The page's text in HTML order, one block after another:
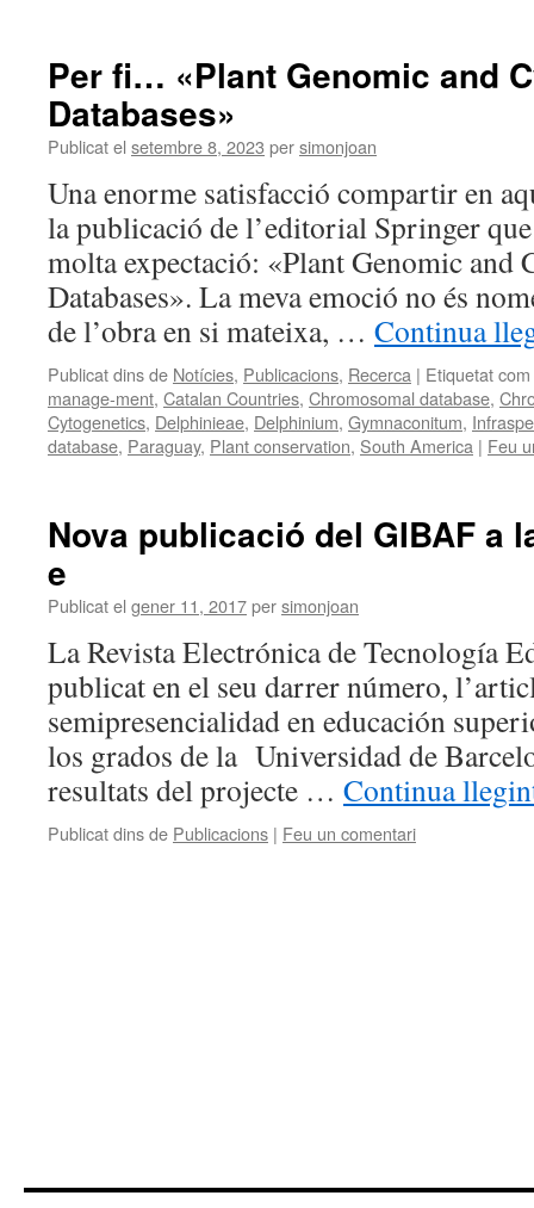
Per fi… «Plant Genomic and
Databases»
Publicat el setembre 8, 2023 persimonjoan
Una enorme satisfacció compartir en
la publicació de l’editorial Springer
molta expectació: «Plant Genomic and
Databases». La meva emoció no és
de l’obra en si mateixa, … Continua
Publicat dins de Notícies, Publicacions, Recerca | Etiquetat
manage-ment, Catalan Countries, Chromosomal database,
Cytogenetics, Delphinieae, Delphinium, Gymnaconitum,
database, Paraguay, Plant conservation, South America | Feu
Nova publicació del GIBAF a
e
Publicat el gener 11, 2017persimonjoan
La Revista Electrónica de Tecnología
publicat en el seu darrer número,
semipresencialidad en educación
los grados de la Universidad de
resultats del projecte … Continua
Publicat dins de Publicacions | Feu un comentari